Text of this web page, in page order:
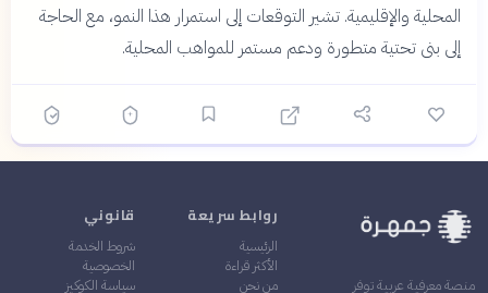
المحلية والإقليمية. تشير التوقعات إلى استمرار هذا النمو، مع الحاجة
إلى بنى تحتية متطورة ودعم مستمر للمواهب المحلية.
منصة معرفية عربية توفر
روابط سريعة
الرئيسية
الأكثر قراءة
من نحن
قانوني
شروط الخدمة
الخصوصية
سياسة الكوكيز